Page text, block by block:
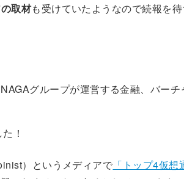
取材も受けていたようなので続報を
グループが運営する金融、バー
！
）というメディアで 「トップ4仮想